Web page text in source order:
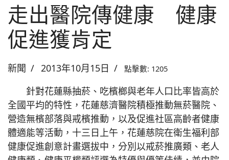
走出醫院傳健康 健康
促進獲肯定
新聞 2013年10月15日 點擊數: 1205
針對花蓮縣抽菸、吃檳榔與老年人口比率皆高於
全國平均的特性，花蓮慈濟醫院積極推動無菸醫院、
營造無檳部落與戒檳推動，以及促進社區高齡者健康
體適能等活動，十三日上午，花蓮慈院在衛生福利部
健康促進創意計畫選拔中，分別以戒菸推廣類、老人